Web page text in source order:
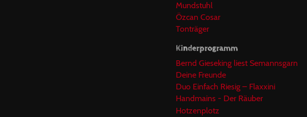
Mundstuhl
Özcan Cosar
Tonträger
Kinderprogramm
Bernd Gieseking liest Semannsgarn
Deine Freunde
Duo Einfach Riesig – Flaxxini
Handmains - Der Räuber
Hotzenplotz